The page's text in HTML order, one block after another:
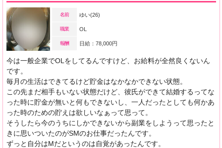
名前 ゆい(26)
職業 OL
報酬 日給：78,000円
今は一般企業でOLをしてるんですけど、お給料が全然良くないん
です。
毎月の生活はできてるけど貯金はなかなかできない状態。
この先まだ相手もいない状態だけど、彼氏ができて結婚するってな
った時に貯金が無いと何もできないし、一人だったとしても何かあ
った時のための貯えは欲しいなぁって思って。
そうしたら今のうちにしかできないから副業をしようって思ったと
きに思いついたのがSMのお仕事だったんです。
ずっと自分はMだというのは自覚があったんです。